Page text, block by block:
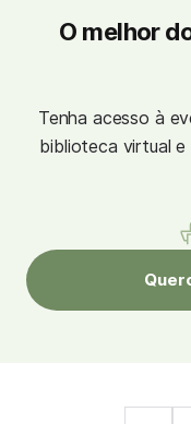
O melhor
Tenha acesso à
biblioteca virtual e